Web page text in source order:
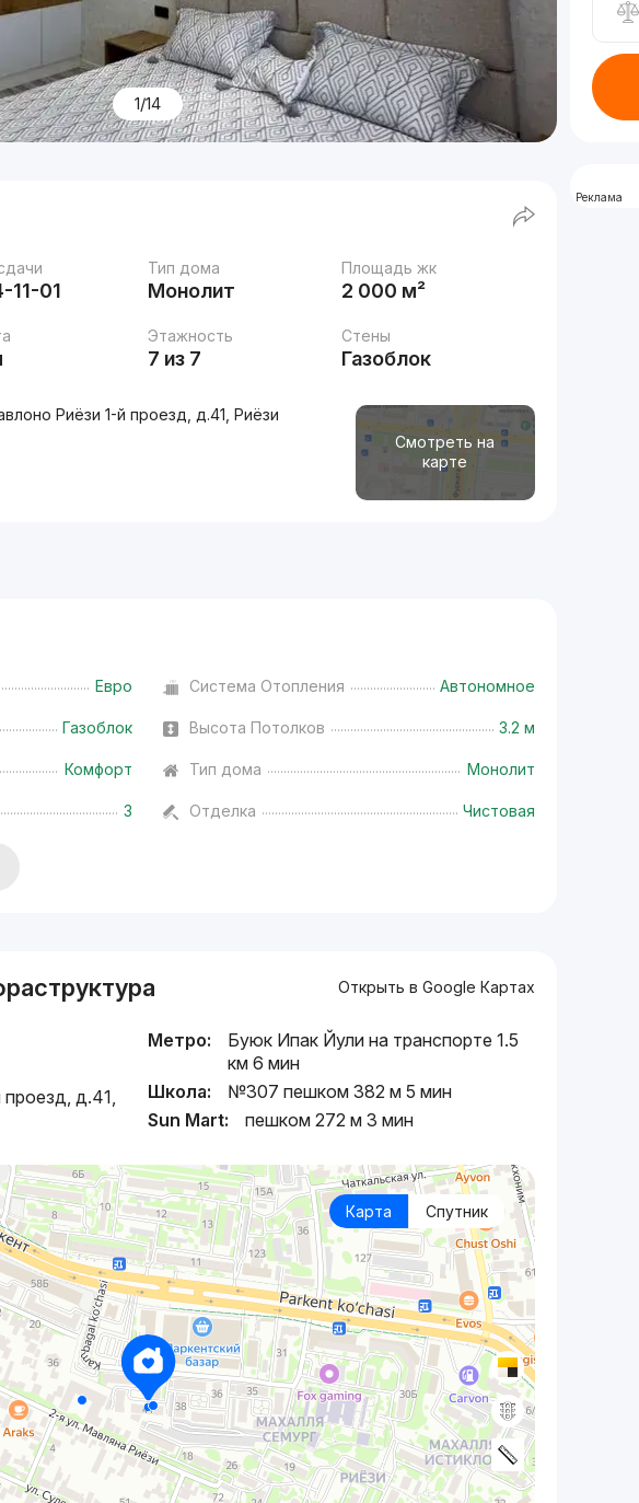
1/14
11-01
Тип дома
Монолит
Площадь жк
2 000 м²
Этажность
7 из 7
Стены
Газоблок
Смотреть на
карте
Риёзи 1-й проезд, д.41, Риёзи
Евро Система Отопления Автономное
Газоблок Высота Потолков 3.2 м
Комфорт Тип дома Монолит
3 Отделка Чистовая
Открыть в Google Картах
д.41,
Метро:
Буюк Ипак Йули на транспорте 1.5
км 6 мин
Школа:
№307 пешком 382 м 5 мин
Sun Mart:
пешком 272 м 3 мин
Карта Спутник
Реклама